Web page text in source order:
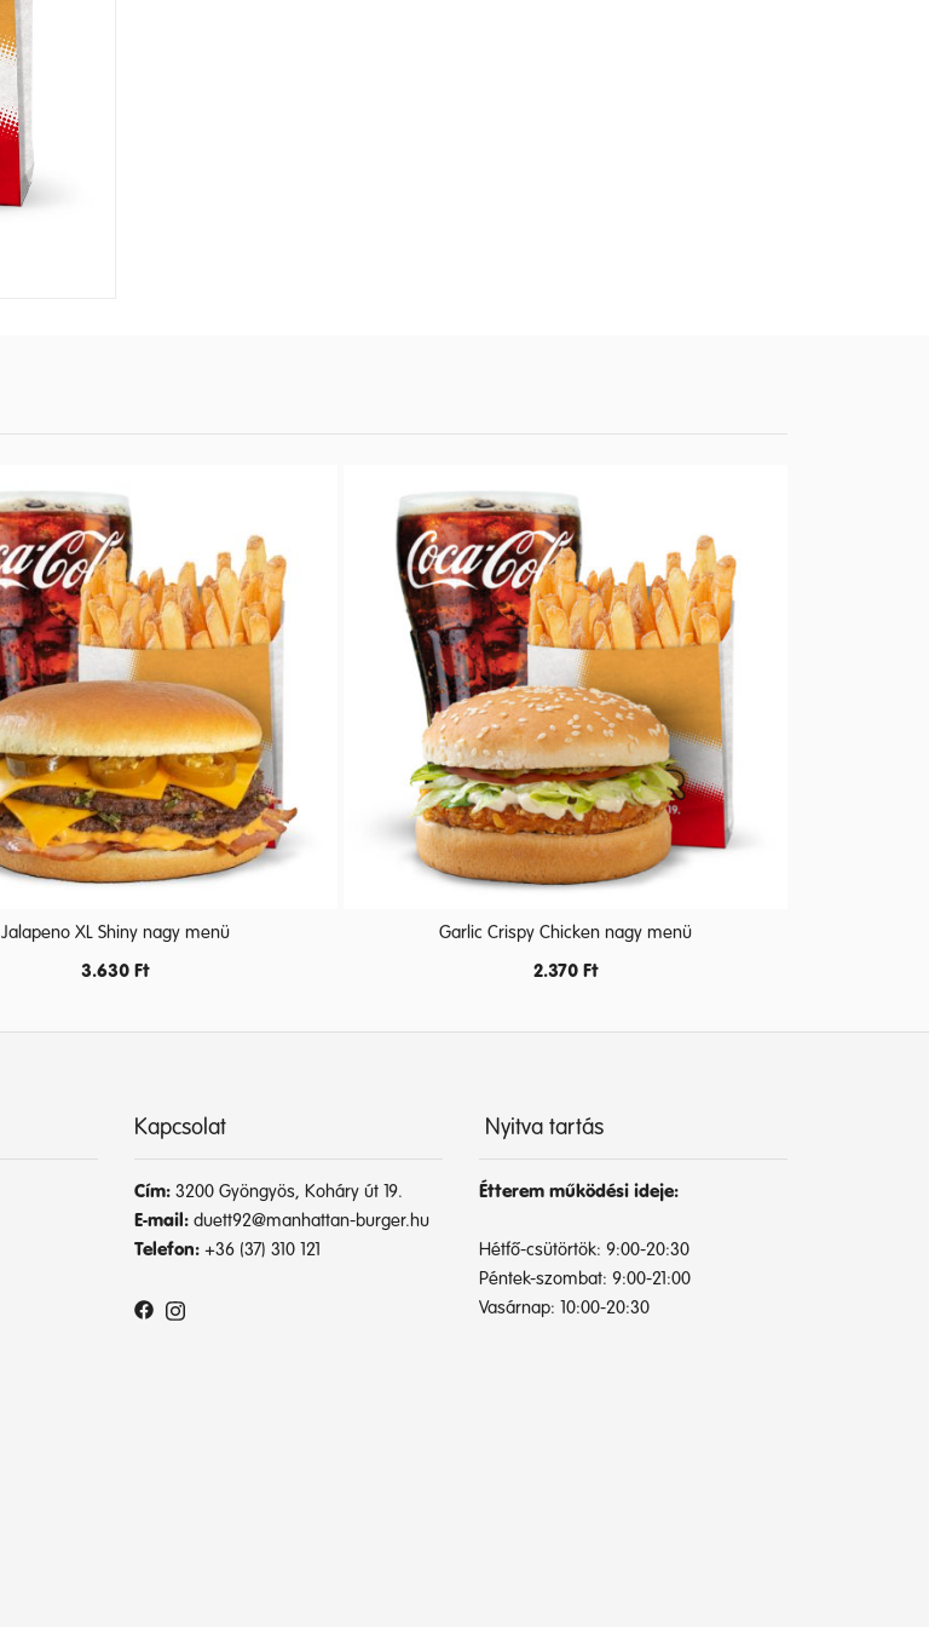
Jalapeno XL Shiny nagy menü
3.630 Ft
Garlic Crispy Chicken nagy menü
2.370 Ft
Kapcsolat
Cím: 3200 Gyöngyös, Koháry út 19.
E-mail: duett92@manhattan-burger.hu
Telefon: +36 (37) 310 121
Nyitva tartás
Étterem működési ideje:
Hétfő-csütörtök: 9:00-20:30
Péntek-szombat: 9:00-21:00
Vasárnap: 10:00-20:30